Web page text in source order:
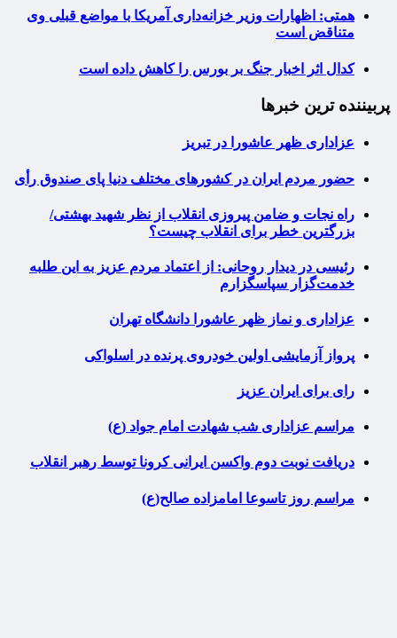
همتی: اظهارات وزیر خزانه‌داری آمریکا با مواضع قبلی وی
متناقض است
کدال اثر اخبار جنگ بر بورس را کاهش داده است
پربیننده ترین خبرها
عزاداری ظهر عاشورا در تبریز
حضور مردم ایران در کشورهای مختلف دنیا پای صندوق رأی
راه نجات و ضامن پیروزی انقلاب از نظر شهید بهشتی/
بزرگترین خطر برای انقلاب چیست؟
رئیسی در دیدار روحانی: از اعتماد مردم عزیز به این طلبه
خدمت‌گزار سپاسگزارم
عزاداری و نماز ظهر عاشورا دانشگاه تهران
پرواز آزمایشی اولین خودروی پرنده در اسلواکی
رای برای ایران عزیز
مراسم عزاداری شب شهادت امام جواد (ع)
دریافت نوبت دوم واکسن ایرانی کرونا توسط رهبر انقلاب
مراسم روز تاسوعا امامزاده صالح(ع)